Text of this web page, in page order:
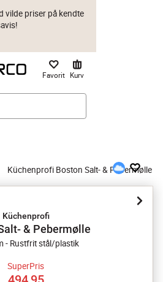
Prismatch
vilde priser på kendte
Favorit Kurv
Küchenprofi Boston Salt- & Pebermølle
Küchenprofi
& Pebermølle
- Rustfrit stål/plastik
SuperPris